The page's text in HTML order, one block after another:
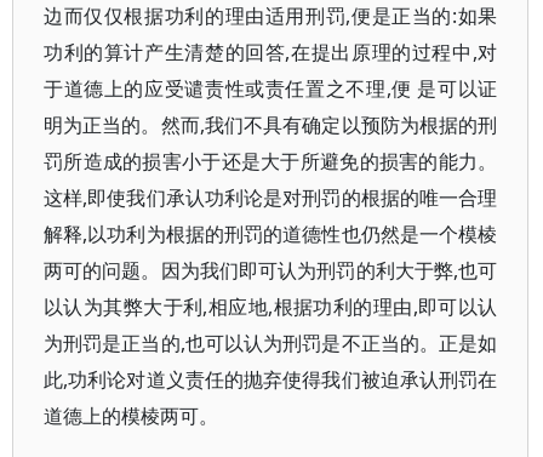
边而仅仅根据功利的理由适用刑罚,便是正当的:如果
功利的算计产生清楚的回答,在提出原理的过程中,对
于道德上的应受谴责性或责任置之不理,便 是可以证
明为正当的。然而,我们不具有确定以预防为根据的刑
罚所造成的损害小于还是大于所避免的损害的能力。
这样,即使我们承认功利论是对刑罚的根据的唯一合理
解释,以功利为根据的刑罚的道德性也仍然是一个模棱
两可的问题。因为我们即可认为刑罚的利大于弊,也可
以认为其弊大于利,相应地,根据功利的理由,即可以认
为刑罚是正当的,也可以认为刑罚是不正当的。正是如
此,功利论对道义责任的抛弃使得我们被迫承认刑罚在
道德上的模棱两可。